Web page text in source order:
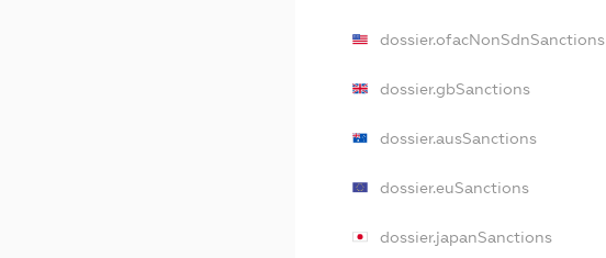
dossier.ofacNonSdnSanctions
dossier.gbSanctions
dossier.ausSanctions
dossier.euSanctions
dossier.japanSanctions